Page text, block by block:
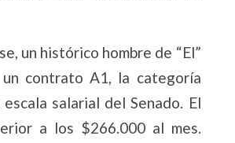
un histórico hombre de “El”
contrato A1, la categoría
salarial del Senado. El
a los $266.000 al mes.